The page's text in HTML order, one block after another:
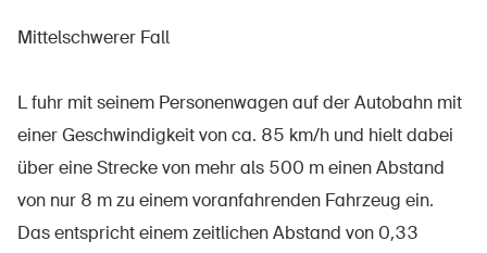
UPI – chi siamo
Politica
Sinus Plus
Campagne
Mittelschwerer Fall
L fuhr mit seinem Personenwagen auf der Autobahn mit
einer Geschwindigkeit von ca. 85 km/h und hielt dabei
über eine Strecke von mehr als 500 m einen Abstand
von nur 8 m zu einem voranfahrenden Fahrzeug ein.
Das entspricht einem zeitlichen Abstand von 0,33